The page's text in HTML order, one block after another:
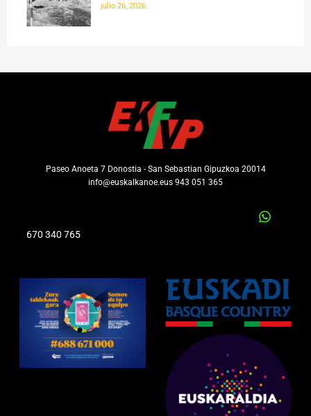
julio 26, 2026
Paseo Anoeta 7 Donostia - San Sebastian Gipuzkoa 20014
info@euskalkanoe.eus 943 051 365
670 340 765